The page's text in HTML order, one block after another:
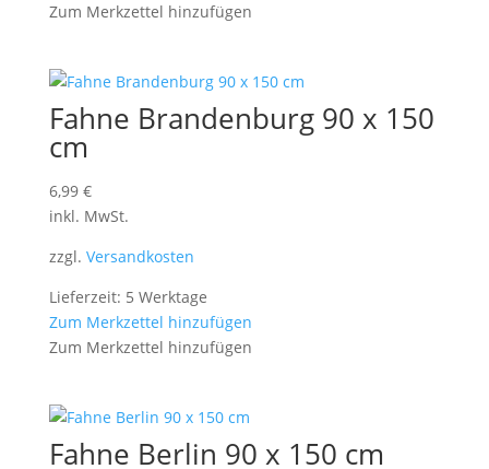
Zum Merkzettel hinzufügen
Fahne Brandenburg 90 x 150
cm
6,99 €
inkl. MwSt.
zzgl. Versandkosten
Lieferzeit: 5 Werktage
Zum Merkzettel hinzufügen
Zum Merkzettel hinzufügen
Fahne Berlin 90 x 150 cm